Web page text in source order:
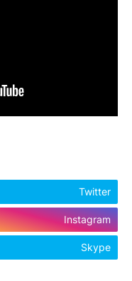
Twitter
Instagram
Skype